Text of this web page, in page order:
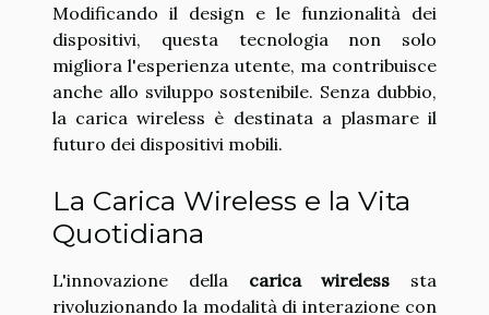
Modificando il design e le funzionalità dei
dispositivi, questa tecnologia non solo
migliora l'esperienza utente, ma contribuisce
anche allo sviluppo sostenibile. Senza dubbio,
la carica wireless è destinata a plasmare il
futuro dei dispositivi mobili.
La Carica Wireless e la Vita
Quotidiana
L'innovazione della carica wireless sta
rivoluzionando la modalità di interazione con